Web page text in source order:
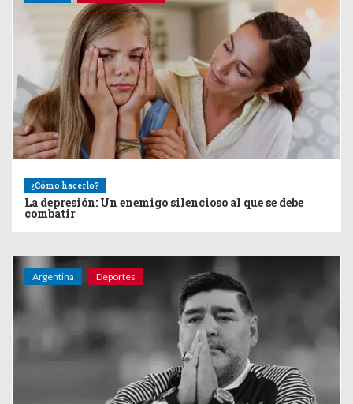
¿Cómo hacerlo?
La depresión: Un enemigo silencioso al que se debe
combatir
Argentina Deportes